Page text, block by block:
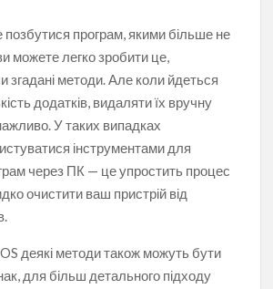
програм, якими більше не
можете легко зробити це,
згадані методи. Але коли йдеться
додатків, видаляти їх вручну
У таких випадках
інструментами для
через ПК — це упростить процес
очистити ваш пристрій від
деякі методи також можуть бути
для більш детального підходу